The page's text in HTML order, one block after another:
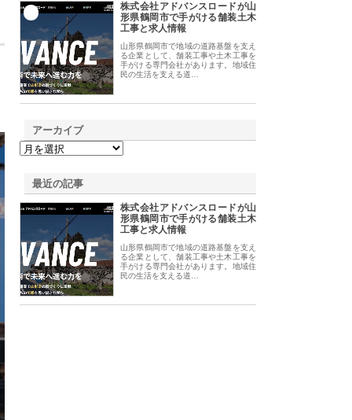
株式会社アドバンスロードが山
形県鶴岡市で手がける舗装土木
工事と求人情報
山形県鶴岡市で地域の道路基盤を支え
る企業として、舗装工事や土木工事を
手がける専門会社があります。地域住
民の生活を支える道…
アーカイブ
最近の記事
株式会社アドバンスロードが山
形県鶴岡市で手がける舗装土木
工事と求人情報
山形県鶴岡市で地域の道路基盤を支え
る企業として、舗装工事や土木工事を
手がける専門会社があります。地域住
民の生活を支える道…